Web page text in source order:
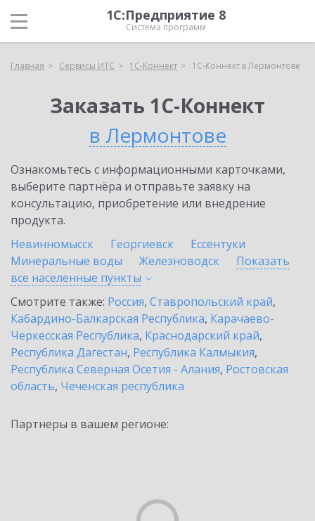
1С:Предприятие 8
Система программ
Главная Сервисы ИТС 1С-Коннект 1С-Коннект в Лермонтове
Заказать 1С-Коннект
в Лермонтове
Ознакомьтесь с информационными карточками,
выберите партнёра и отправьте заявку на
консультацию, приобретение или внедрение
продукта.
Невинномысск
Георгиевск
Ессентуки
Минеральные воды
Железноводск
Показать
все населенные пункты
Смотрите также: Россия, Ставропольский край,
Кабардино-Балкарская Республика, Карачаево-
Черкесская Республика, Краснодарский край,
Республика Дагестан, Республика Калмыкия,
Республика Северная Осетия - Алания, Ростовская
область, Чеченская республика
Партнеры в вашем регионе: